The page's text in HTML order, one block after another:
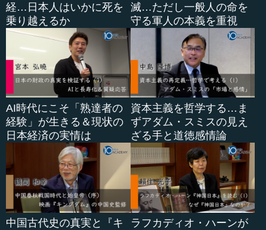
経…日本人はいかに死を
乗り越えるか
滅…ただし一般人の命を
守る軍人の本義を重視
AI時代にこそ「熟達者の
経験」が生きる＆現状の
日本経済の実情は
資本主義を哲学する…ま
ずアダム・スミスの見え
ざる手と道徳感情論
中国古代史の真実と『キ
ラフカディオ・ハーンが